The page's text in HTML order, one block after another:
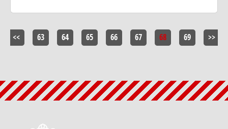
<< 63 64 65 66 67 68 69 >>